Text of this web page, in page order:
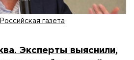
Российская газета
Эксперты выяснили,